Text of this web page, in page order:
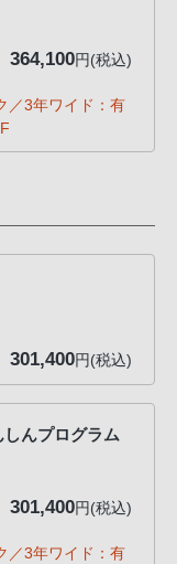
364,100円(税込)
／3年ワイド：有
301,400円(税込)
んプログラム
301,400円(税込)
／3年ワイド：有